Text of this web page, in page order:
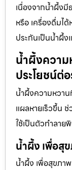
เนื่องจากน้ำผึ้งมี
หรือ เครื่องดื่มไ
ประกันเป็นน้ำผึ้ง
น้ำผึ้งควา
ประโยชน์ต่
น้ำผึ้งความหวา
แผลหายเร็วขึ้น
ใช้เป็นตัวทำลาย
น้ำผึ้ง เพื่อสุ
น้ำผึ้ง เพื่อสุขภา